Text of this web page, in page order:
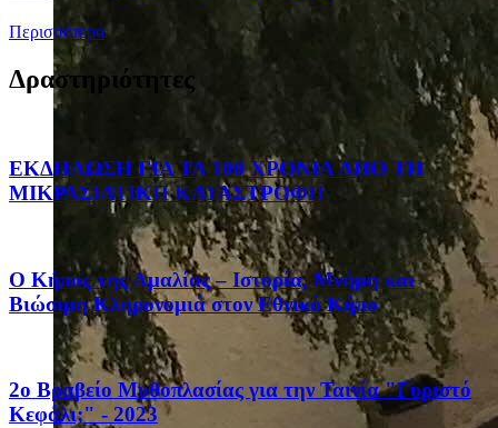
Περισσότερα
Δραστηριότητες
ΕΚΔΗΛΩΣΗ ΓΙΑ ΤΑ 100 ΧΡΟΝΙΑ ΑΠΟ ΤΗ
ΜΙΚΡΑΣΙΑΤΙΚΗ ΚΑΤΑΣΤΡΟΦΗ
Ο Κήπος της Αμαλίας – Ιστορία, Μνήμη και
Βιώσιμη Κληρονομιά στον Εθνικό Κήπο
2ο Βραβείο Μυθοπλασίας για την Ταινία "Γυριστό
Κεφάλι;" - 2023